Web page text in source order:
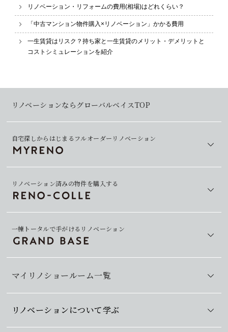
リノベーション・リフォームの費用(相場)はどれくらい？
「中古マンション物件購入×リノベーション」かかる費用
一生賃貸はリスク？持ち家と一生賃貸のメリット・デメリットと
コストシミュレーションを紹介
リノベーションならグローバルベイスTOP
自宅探しからはじまるフルオーダーリノベーション
マイリノショールーム一覧
リノベーション済みの物件を購入する
一棟トータルで手がけるリノベーション
リノベーションについて学ぶ